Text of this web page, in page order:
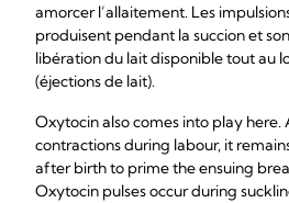
amorcer l’allaitement. Les
produisent pendant la succion et
libération du lait disponible tout au
(éjections de lait).
Oxytocin also comes into play
contractions during labour, it
after birth to prime the ensuing
Oxytocin pulses occur during